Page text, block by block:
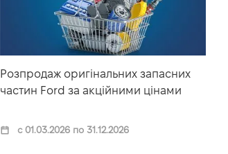
Розпродаж оригінальних запасних
частин Ford за акційними цінами
с 01.03.2026 по 31.12.2026